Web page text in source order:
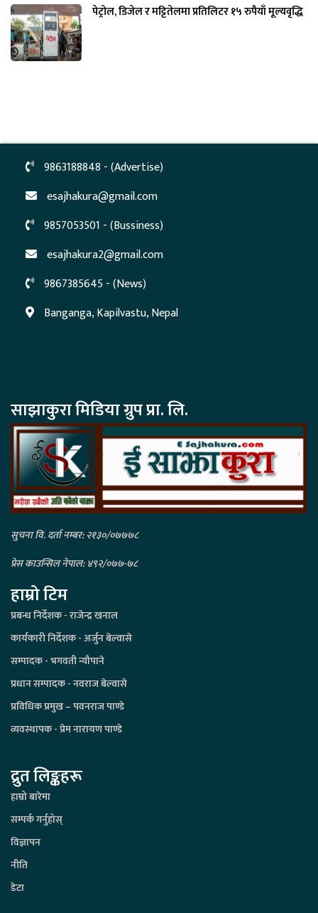
पेट्रोल, डिजेल र मट्टितेलमा प्रतिलिटर १५ रुपैयाँ मूल्यवृद्धि
9863188848 - (Advertise)
esajhakura@gmail.com
9857053501 - (Bussiness)
esajhakura2@gmail.com
9867385645 - (News)
Banganga, Kapilvastu, Nepal
साझाकुरा मिडिया ग्रुप प्रा. लि.
सुचना वि. दर्ता नम्बर: २१३०/०७७७८
प्रेस काउन्सिल नेपाल: ४९२/०७७-७८
हाम्रो टिम
प्रबन्ध निर्देशक - राजेन्द्र खनाल
कार्यकारी निर्देशक - अर्जुन बेल्वासे
सम्पादक - भगवती न्यौपाने
प्रधान सम्पादक - नवराज बेल्वासे
प्रविधिक प्रमुख – पवनराज पाण्डे
व्यवस्थापक - प्रेम नारायण पाण्डे
द्रुत लिङ्कहरू
हाम्रो बारेमा
सम्पर्क गर्नुहोस्
विज्ञापन
नीति
डेटा